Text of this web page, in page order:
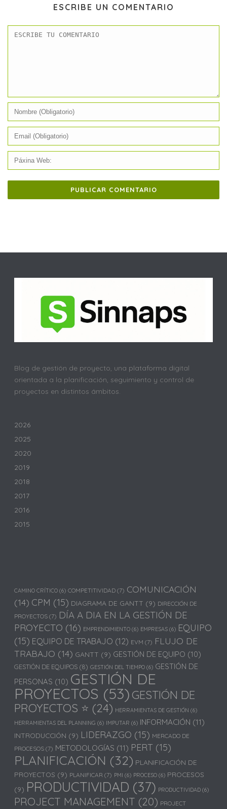
ESCRIBE UN COMENTARIO
Blog de gestión de proyecto, una plataforma digital
orientada a la planificación, seguimiento y control de
proyectos en distintos ámbitos.
2026
2025
2020
2019
2018
2017
2016
2015
CAMINO CRÍTICO (6) COMPETITIVIDAD (7) COMUNICACIÓN
(14) CPM (15) DIAGRAMA DE GANTT (9) DIRECCIÓN DE
PROYECTOS (7) DÍA A DIA EN LA GESTIÓN DE
PROYECTO (16) EMPRENDIMIENTO (6) EMPRESAS (6) EQUIPO
(15) EQUIPO DE TRABAJO (12) EVM (7) FLUJO DE
TRABAJO (14) GANTT (9) GESTIÓN DE EQUIPO (10)
GESTIÓN DE EQUIPOS (8) GESTIÓN DEL TIEMPO (6) GESTIÓN DE
PERSONAS (10) GESTIÓN DE
PROYECTOS (53) GESTIÓN DE
PROYECTOS ⭐ (24) HERRAMIENTAS DE GESTIÓN (6)
HERRAMIENTAS DEL PLANNING (6) IMPUTAR (6) INFORMACIÓN (11)
INTRODUCCIÓN (9) LIDERAZGO (15) MERCADO DE
PROCESOS (7) METODOLOGÍAS (11) PERT (15)
PLANIFICACIÓN (32) PLANIFICACIÓN DE
PROYECTOS (9) PLANIFICAR (7) PMI (6) PROCESO (6) PROCESOS
(9) PRODUCTIVIDAD (37) PRODUCTIVIDAD (6)
PROJECT MANAGEMENT (20) PROJECT